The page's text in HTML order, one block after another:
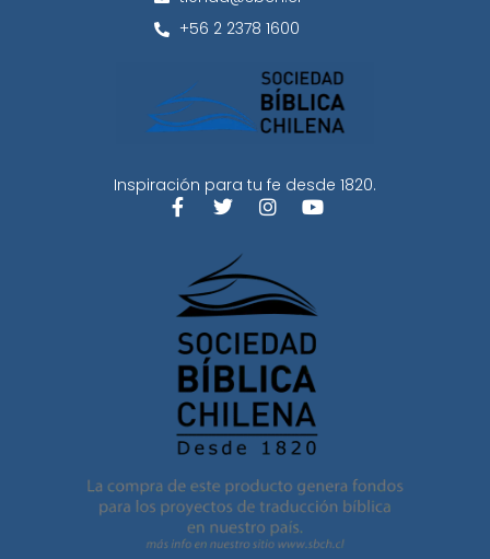
Inspiración para tu fe desde 1820.
+56 2 2378 1600